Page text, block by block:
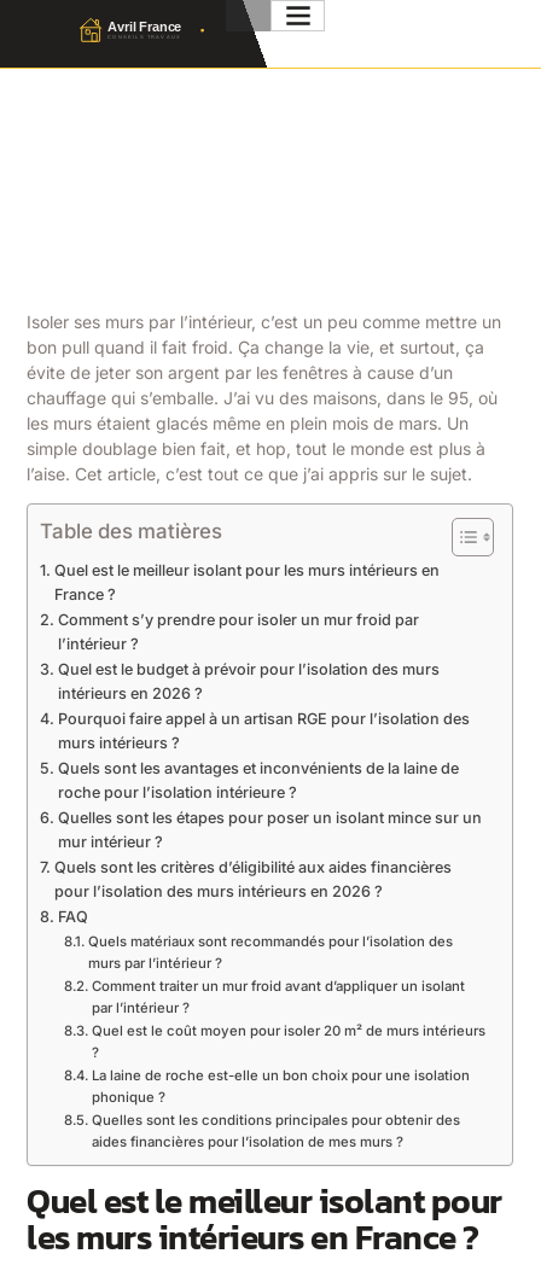
Isoler ses murs par l’intérieur, c’est un peu comme mettre un
bon pull quand il fait froid. Ça change la vie, et surtout, ça
évite de jeter son argent par les fenêtres à cause d’un
chauffage qui s’emballe. J’ai vu des maisons, dans le 95, où
les murs étaient glacés même en plein mois de mars. Un
simple doublage bien fait, et hop, tout le monde est plus à
l’aise. Cet article, c’est tout ce que j’ai appris sur le sujet.
Table des matières
Quel est le meilleur isolant pour les murs intérieurs en
France ?
Comment s’y prendre pour isoler un mur froid par
l’intérieur ?
Quel est le budget à prévoir pour l’isolation des murs
intérieurs en 2026 ?
Pourquoi faire appel à un artisan RGE pour l’isolation des
murs intérieurs ?
Quels sont les avantages et inconvénients de la laine de
roche pour l’isolation intérieure ?
Quelles sont les étapes pour poser un isolant mince sur un
mur intérieur ?
Quels sont les critères d’éligibilité aux aides financières
pour l’isolation des murs intérieurs en 2026 ?
FAQ
Quels matériaux sont recommandés pour l’isolation des
murs par l’intérieur ?
Comment traiter un mur froid avant d’appliquer un isolant
par l’intérieur ?
Quel est le coût moyen pour isoler 20 m² de murs intérieurs
?
La laine de roche est-elle un bon choix pour une isolation
phonique ?
Quelles sont les conditions principales pour obtenir des
aides financières pour l’isolation de mes murs ?
Quel est le meilleur isolant pour
les murs intérieurs en France ?